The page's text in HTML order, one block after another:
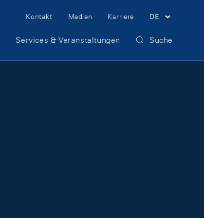
Meta Navigation
Kontakt Medien Karriere DE
Services & Veranstaltungen Suche